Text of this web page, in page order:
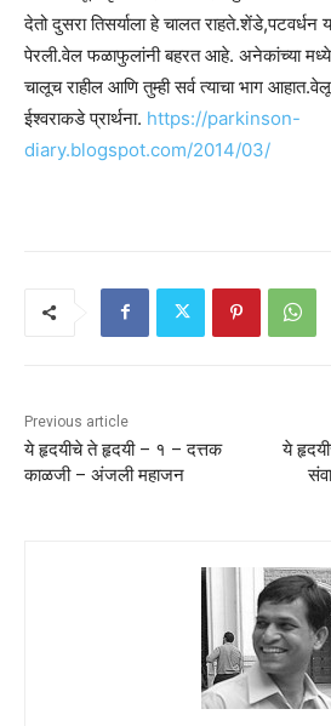
देतो दुसरा तिसर्याला हे चालत राहते.शेंडे,पटवर्धन
पेरली.वेल फळाफुलांनी बहरत आहे. अनेकांच्या
चालूच राहील आणि तुम्ही सर्व त्याचा भाग
ईश्वराकडे प्रार्थना. https://parkinson-
diary.blogspot.com/2014/03/
Previous article
ये हृदयीचे ते हृदयी – १ – दत्तक
काळजी – अंजली महाजन
ये